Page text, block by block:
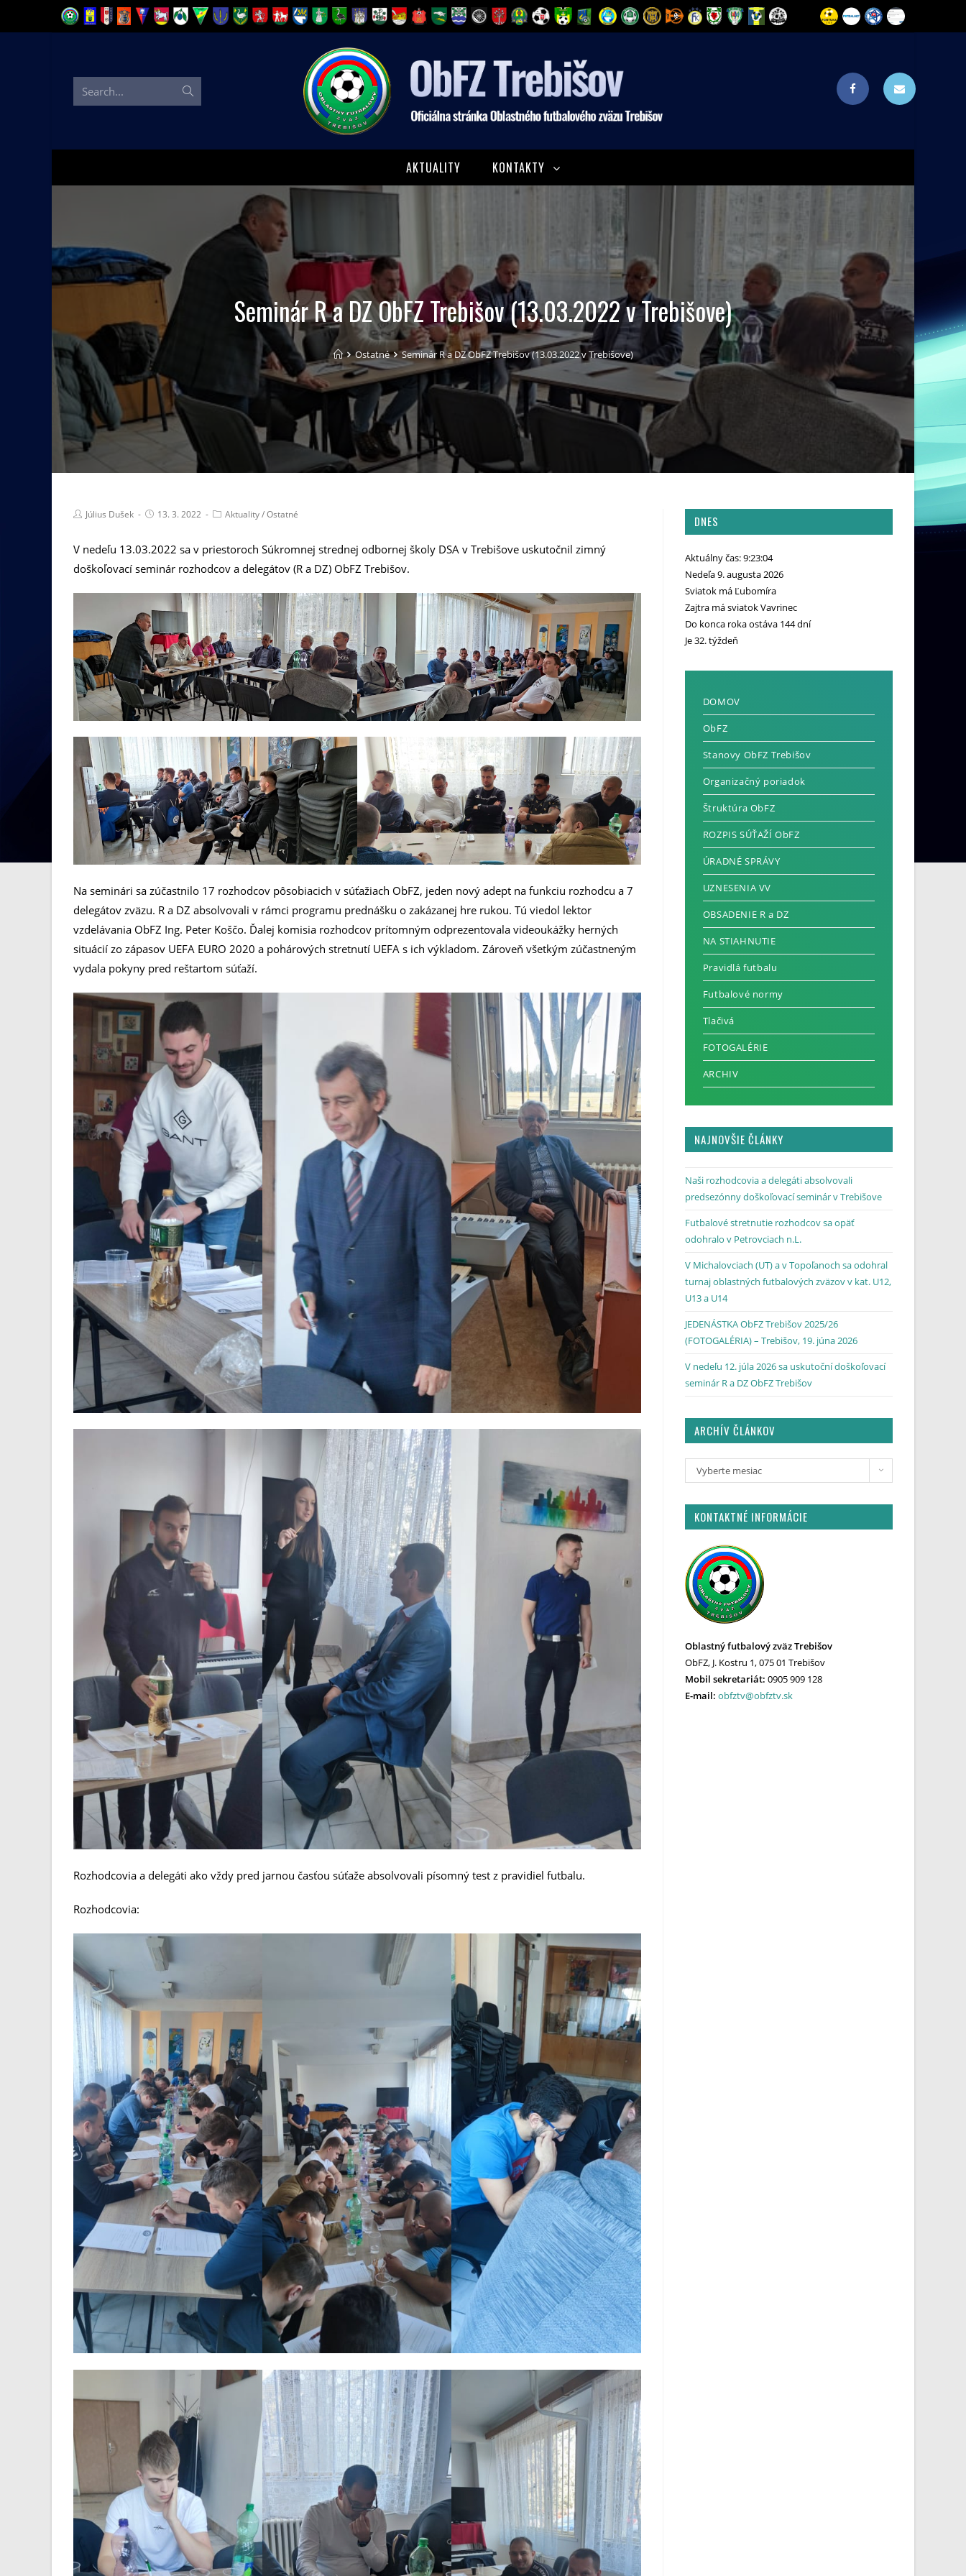
Search...
AKTUALITY KONTAKTY
Seminár R a DZ ObFZ Trebišov (13.03.2022 v Trebišove)
Ostatné Seminár R a DZ ObFZ Trebišov (13.03.2022 v Trebišove)
Július Dušek 13. 3. 2022 Aktuality/Ostatné
V nedeľu 13.03.2022 sa v priestoroch Súkromnej strednej odbornej školy DSA v Trebišove uskutočnil zimný
doškoľovací seminár rozhodcov a delegátov (R a DZ) ObFZ Trebišov.
Na seminári sa zúčastnilo 17 rozhodcov pôsobiacich v súťažiach ObFZ, jeden nový adept na funkciu rozhodcu a 7
delegátov zväzu. R a DZ absolvovali v rámci programu prednášku o zakázanej hre rukou. Tú viedol lektor
vzdelávania ObFZ Ing. Peter Koščo. Ďalej komisia rozhodcov prítomným odprezentovala videoukážky herných
situácií zo zápasov UEFA EURO 2020 a pohárových stretnutí UEFA s ich výkladom. Zároveň všetkým zúčastneným
vydala pokyny pred reštartom súťaží.
Rozhodcovia a delegáti ako vždy pred jarnou časťou súťaže absolvovali písomný test z pravidiel futbalu.
Rozhodcovia:
DNES
Aktuálny čas: 9:23:07
Nedeľa 9. augusta 2026
Sviatok má Ľubomíra
Zajtra má sviatok Vavrinec
Do konca roka ostáva 144 dní
Je 32. týždeň
DOMOV
ObFZ
Stanovy ObFZ Trebišov
Organizačný poriadok
Štruktúra ObFZ
ROZPIS SÚŤAŽÍ ObFZ
ÚRADNÉ SPRÁVY
UZNESENIA VV
OBSADENIE R a DZ
NA STIAHNUTIE
Pravidlá futbalu
Futbalové normy
Tlačivá
FOTOGALÉRIE
ARCHIV
NAJNOVŠIE ČLÁNKY
Naši rozhodcovia a delegáti absolvovali
predsezónny doškoľovací seminár v Trebišove
Futbalové stretnutie rozhodcov sa opäť
odohralo v Petrovciach n.L.
V Michalovciach (UT) a v Topoľanoch sa odohral
turnaj oblastných futbalových zväzov v kat. U12,
U13 a U14
JEDENÁSTKA ObFZ Trebišov 2025/26
(FOTOGALÉRIA) – Trebišov, 19. júna 2026
V nedeľu 12. júla 2026 sa uskutoční doškoľovací
seminár R a DZ ObFZ Trebišov
ARCHÍV ČLÁNKOV
Vyberte mesiac
KONTAKTNÉ INFORMÁCIE
Oblastný futbalový zväz Trebišov
ObFZ, J. Kostru 1, 075 01 Trebišov
Mobil sekretariát: 0905 909 128
E-mail: obfztv@obfztv.sk